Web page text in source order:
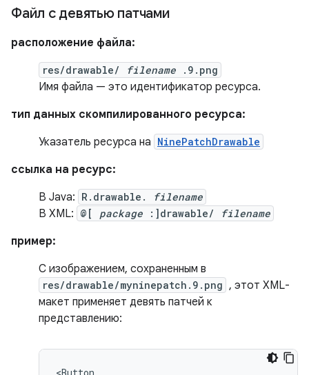
Файл с девятью патчами
расположение файла:
res/drawable/ filename .9.png
Имя файла — это идентификатор ресурса.
тип данных скомпилированного ресурса:
Указатель ресурса на NinePatchDrawable
ссылка на ресурс:
В Java: R.drawable. filename
В XML: @[ package :]drawable/ filename
пример:
С изображением, сохраненным в
res/drawable/myninepatch.9.png , этот XML-
макет применяет девять патчей к
представлению: